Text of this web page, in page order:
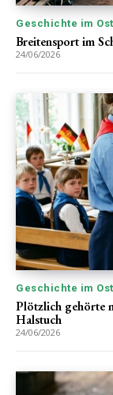
Geschichte im
Breitensport im
24/06/2026
Geschichte im
Plötzlich gehörte
Halstuch
24/06/2026